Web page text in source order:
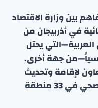
بين وزارة الاقتصاد
في أذربيجان من
يحتل
جهة أخرى.
لإقامة وتحديث
شبكات إمداد المياه والصرف الصحي في 33 منطقة